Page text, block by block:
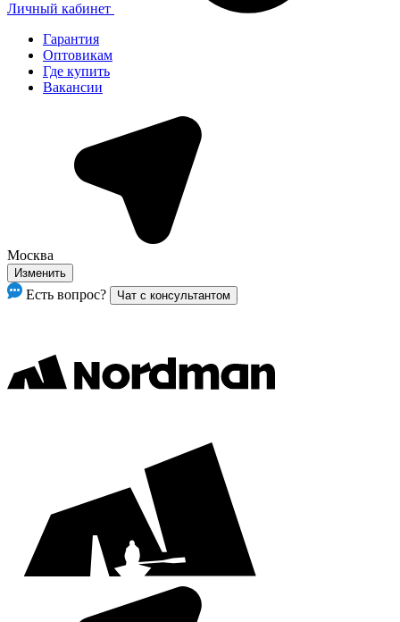
Личный кабинет
Гарантия
Оптовикам
Где купить
Вакансии
Москва
Изменить
Есть вопрос? Чат с консультантом